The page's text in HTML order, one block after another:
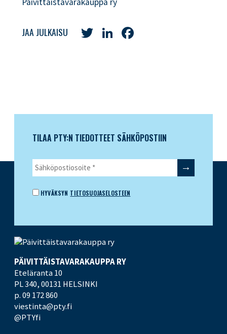
JAA JULKAISU TwitterLinkedIn
TILAA PTY:N TIEDOTTEET SÄHKÖPOSTIIN
HYVÄKSYN TIETOSUOJASELOSTEEN
PÄIVITTÄISTAVARA­KAUPPA RY
Eteläranta 10
PL 340,00131 HELSINKI
p. 09 172 860
viestinta@pty.fi
@PTYfi